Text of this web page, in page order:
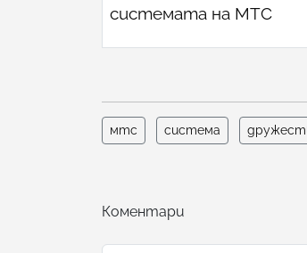
системата на МТС
мтс система
Коментари